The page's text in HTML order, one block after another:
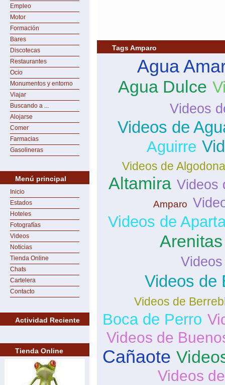
Empleo
Motor
Formación
Bares
Discotecas
Restaurantes
Ocio
Monumentos y entorno
Viajar
Buscando a ...
Alojarse
Comer
Farmacias
Gasolineras
Menú principal
Inicio
Estados
Hoteles
Fotografías
Videos
Noticias
Tienda Online
Chats
Cartelera
Contacto
Actividad Reciente
Tienda Online
Tags Amparo
Agua
Agua Dulce
Videos
Videos de
Aguirre
Videos de
Altamira Videos
Amparo
Videos de
Arenitas
Videos de
Videos de
Boca de Perro
Videos de
Cañaote
Videos